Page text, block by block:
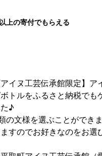
以上の寄付でもらえる
アイヌ工芸伝承館限定】ア
トルをふるさと納税でも
♪
の文様を選ぶことができ
すのでお好きなのをお選